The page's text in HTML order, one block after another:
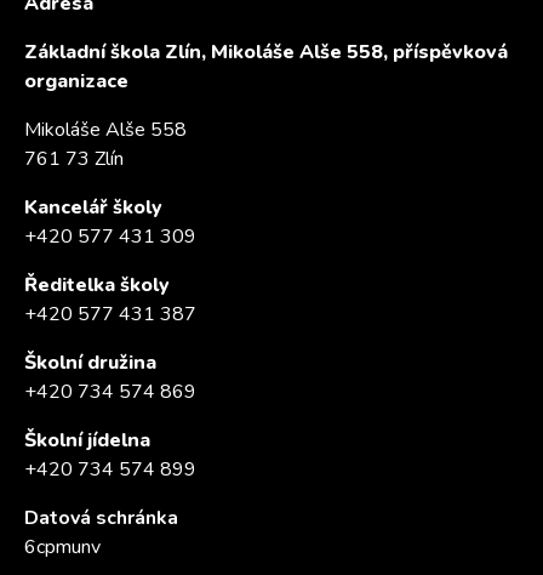
Základní škola Zlín, Mikoláše Alše 558, příspěvková
organizace
Mikoláše Alše 558
761 73 Zlín
Kancelář školy
+420 577 431 309
Ředitelka školy
+420 577 431 387
Školní družina
+420 734 574 869
Školní jídelna
+420 734 574 899
Datová schránka
6cpmunv